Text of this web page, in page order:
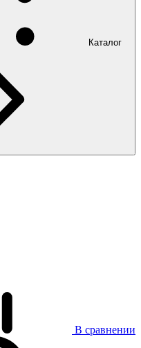
Каталог
В сравнении